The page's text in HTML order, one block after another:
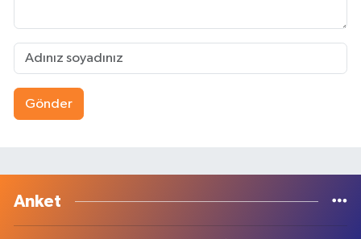
Gönder
Anket